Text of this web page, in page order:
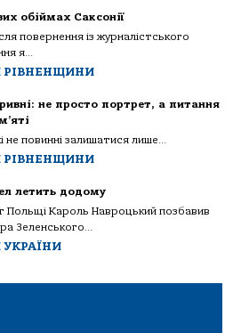
обіймах Саксонії
повернення із журналістського
я...
РІВНЕНЩИНИ
не просто портрет, а питання
не повинні залишатися лише...
РІВНЕНЩИНИ
летить додому
Польщі Кароль Навроцький позбавив
Зеленського...